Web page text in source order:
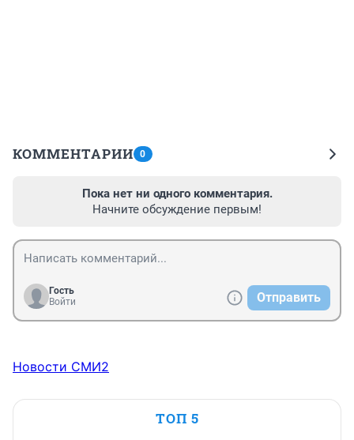
КОММЕНТАРИИ 0
Пока нет ни одного комментария.
Начните обсуждение первым!
Гость
Войти
Отправить
Новости СМИ2
ТОП 5